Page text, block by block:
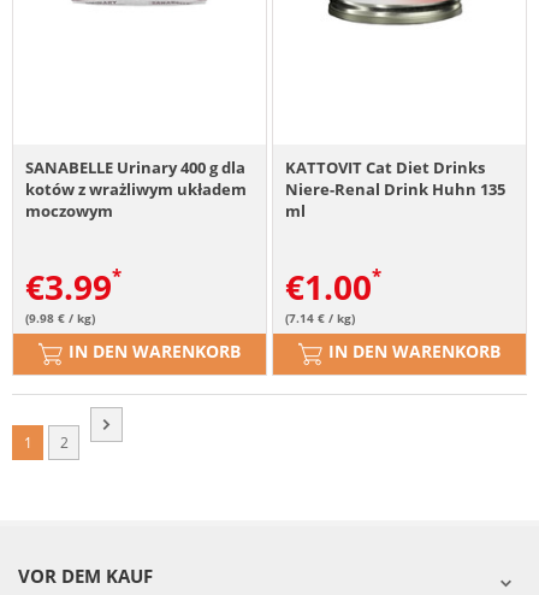
SANABELLE Urinary 400 g dla
kotów z wrażliwym układem
moczowym
€3.99
(9.98 € / kg)
IN DEN WARENKORB
KATTOVIT Cat Diet Drinks
Niere-Renal Drink Huhn 135
ml
€1.00
(7.14 € / kg)
IN DEN WARENKORB
1 2
VOR DEM KAUF